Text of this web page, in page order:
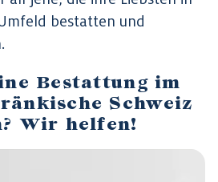
bestatten und
Bestattung im
Schweiz
Wir helfen!